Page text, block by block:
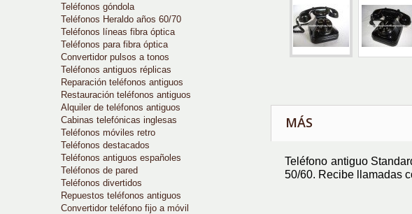
Teléfonos góndola
Teléfonos Heraldo años 60/70
Teléfonos líneas fibra óptica
Teléfonos para fibra óptica
Convertidor pulsos a tonos
Teléfonos antiguos réplicas
Reparación teléfonos antiguos
Restauración teléfonos antiguos
Alquiler de teléfonos antiguos
Cabinas telefónicas inglesas
Teléfonos móviles retro
Teléfonos destacados
Teléfonos antiguos españoles
Teléfonos de pared
Teléfonos divertidos
Repuestos teléfonos antiguos
Convertidor teléfono fijo a móvil
MÁS
Teléfono antiguo
50/60. Recibe llamadas